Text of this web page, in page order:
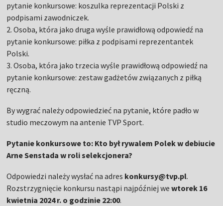
pytanie konkursowe: koszulka reprezentacji Polski z
podpisami zawodniczek.
2. Osoba, która jako druga wyśle prawidłową odpowiedź na
pytanie konkursowe: piłka z podpisami reprezentantek
Polski.
3. Osoba, która jako trzecia wyśle prawidłową odpowiedź na
pytanie konkursowe: zestaw gadżetów związanych z piłką
ręczną.
By wygrać należy odpowiedzieć na pytanie, które padło w
studio meczowym na antenie TVP Sport.
Pytanie konkursowe to: Kto był rywalem Polek w debiucie
Arne Senstada w roli selekcjonera?
Odpowiedzi należy wysłać na adres konkursy@tvp.pl.
Rozstrzygnięcie konkursu nastąpi najpóźniej wewtorek 16
kwietnia 2024 r. o godzinie 22:00.